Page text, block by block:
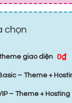
chọn
giao diện 0₫
– Theme +
– Theme + Hosting